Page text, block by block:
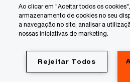
mesmas ser responsabilizadas, a
terceiros por atos ou omissões
respetivas atividades
Privacidade
Ao clicar em "Aceitar todos os
armazenamento de cookies no seu
a navegação no site, analisar a
nossas iniciativas de marketing.
Rejeitar Todos